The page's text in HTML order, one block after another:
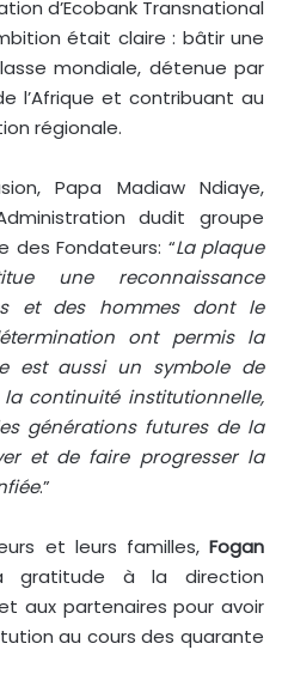
d’Ecobank Transnational
était claire : bâtir une
mondiale, détenue par
l’Afrique et contribuant au
régionale.
Papa Madiaw Ndiaye,
dudit groupe
des Fondateurs: “La plaque
une reconnaissance
et des hommes dont le
ont permis la
est aussi un symbole de
continuité institutionnelle,
générations futures de la
et de faire progresser la
.”
et leurs familles, Fogan
gratitude à la direction
aux partenaires pour avoir
au cours des quarante